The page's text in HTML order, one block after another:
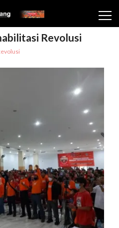
Revolusi